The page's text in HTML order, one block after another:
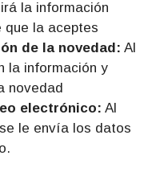
la información
que la aceptes
de la novedad: Al
la información y
novedad
electrónico: Al
le envía los datos